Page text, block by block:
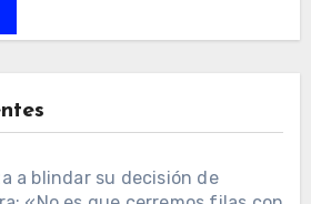
a blindar su decisión de